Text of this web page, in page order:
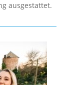
ausgestattet.